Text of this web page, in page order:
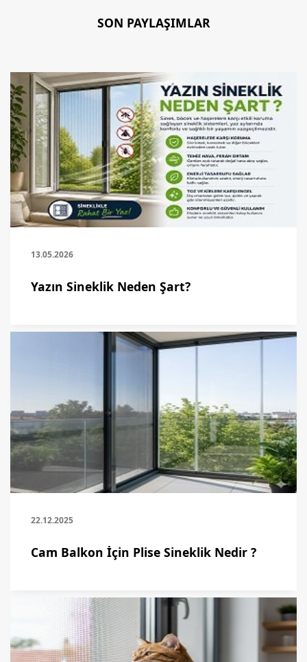
SON PAYLAŞIMLAR
13.05.2026
Yazın Sineklik Neden Şart?
22.12.2025
Cam Balkon İçin Plise Sineklik Nedir ?